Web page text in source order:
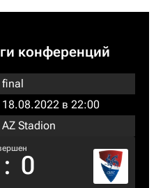
конференций
final
18.08.2022 в 22:00
AZ Stadion
: 0